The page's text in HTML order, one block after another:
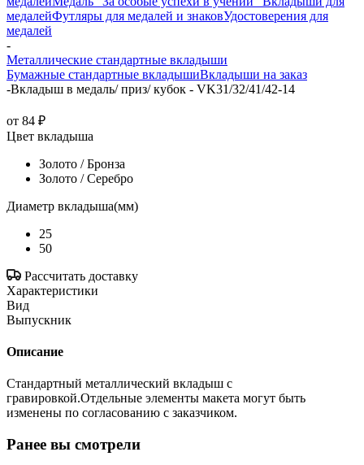
медалейФутляры для медалей и знаковУдостоверения для
медалей
-
Металлические стандартные вкладыши
Бумажные стандартные вкладышиВкладыши на заказ
-Вкладыш в медаль/ приз/ кубок - VK31/32/41/42-14
от 84 ₽
Цвет вкладыша
Золото / Бронза
Золото / Серебро
Диаметр вкладыша(мм)
25
50
Рассчитать доставку
Характеристики
Вид
Выпускник
Описание
Стандартный металлический вкладыш с
гравировкой.Отдельные элементы макета могут быть
изменены по согласованию с заказчиком.
Ранее вы смотрели